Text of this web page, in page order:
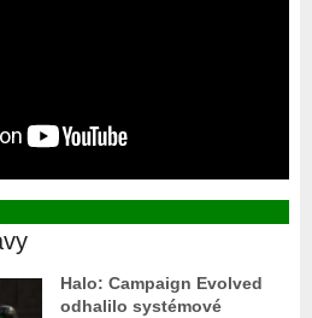
Halo: Campaign Evolved
odhalilo systémové